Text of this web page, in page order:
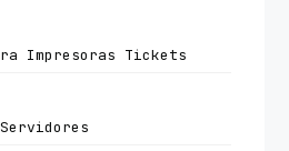
Impresoras Tickets